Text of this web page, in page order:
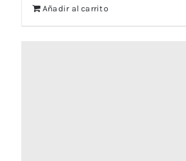
Añadir al carrito